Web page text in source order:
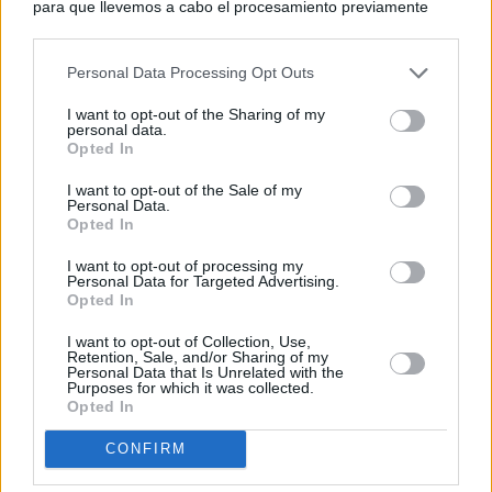
para que llevemos a cabo el procesamiento previamente
negar su consentimiento. Tenga en cuenta que algún
de su consentimiento, pero usted tiene el derecho de
rechazar tal procesamiento. Sus preferencias se aplicarán
cualquier momento entrando de nuevo en este sitio web o
visitando nuestra política de privacidad.
Personal Data Processing Opt Outs
I want to opt-out of the Sharing of my
personal data.
Opted In
I want to opt-out of the Sale of my
Personal Data.
Opted In
I want to opt-out of processing my
Personal Data for Targeted Advertising.
Opted In
I want to opt-out of Collection, Use,
Retention, Sale, and/or Sharing of my
Personal Data that Is Unrelated with the
Purposes for which it was collected.
Opted In
CONFIRM